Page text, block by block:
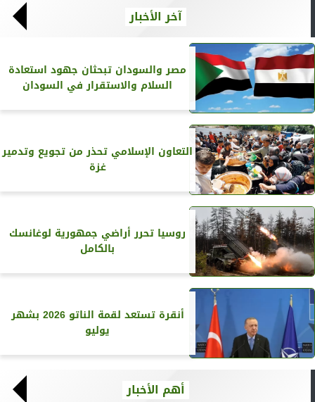
آخر الأخبار
مصر والسودان تبحثان جهود استعادة
السلام والاستقرار في السودان
التعاون الإسلامي تحذر من تجويع وتدمير
غزة
روسيا تحرر أراضي جمهورية لوغانسك
بالكامل
أنقرة تستعد لقمة الناتو 2026 بشهر
يوليو
أهم الأخبار